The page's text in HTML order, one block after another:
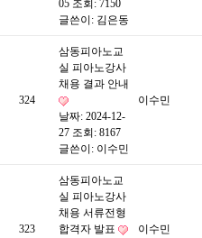
05 조회: 7150
글쓴이: 김은동
324
삼동피아노교
실 피아노강사
채용 결과 안내
날짜: 2024-12-
27 조회: 8167
글쓴이: 이수민
이수민
323
삼동피아노교
실 피아노강사
채용 서류전형
합격자 발표
이수민